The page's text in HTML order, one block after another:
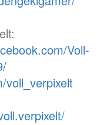
Voll-
voll_verpixelt